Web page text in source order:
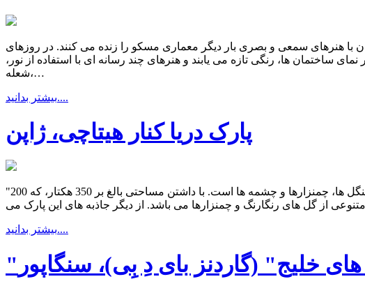
با هنرهای سمعی و بصری بار دیگر معماری مسکو را زنده می کنند. در روزهای
ساختمان ها، رنگی تازه می یابند و هنرهای چند رسانه ای با استفاده از نور،
شعله،…
بیشتر بدانید....
پارک دریا کنار هیتاچی، ژاپن
"پارک دریا کنار هیتاچی" در سمت اقیانوس آرام ساحل ژاپن واقع شده و دارای طبیعت منحصر به فردی از تپه های ماسه ای، جنگل ها، چمنزارها و چشمه ها است. با داشتن مساحتی بالغ بر 350 هکتار، که 200
بیشتر بدانید....
های خلیج" (گاردنز بای دِ بِی)، سنگاپور